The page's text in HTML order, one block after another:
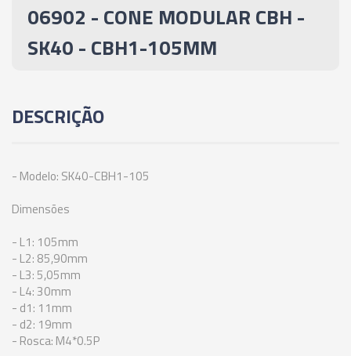
06906 - CONE MODULAR CBH - SK40 - CBH2-
200MM
95MM
125MM
06909 - CONE MODULAR CBH - SK40 - CBH3-
155MM
06910 - CONE MODULAR CBH - SK40 - CBH3-
185MM
06911 - CONE MODULAR CBH - SK40 - CBH3-
06902 - CONE MODULAR CBH -
SK40 - CBH1-105MM
DESCRIÇÃO
- Modelo: SK40-CBH1-105
Dimensões
- L1: 105mm
- L2: 85,90mm
- L3: 5,05mm
- L4: 30mm
- d1: 11mm
- d2: 19mm
- Rosca: M4*0.5P